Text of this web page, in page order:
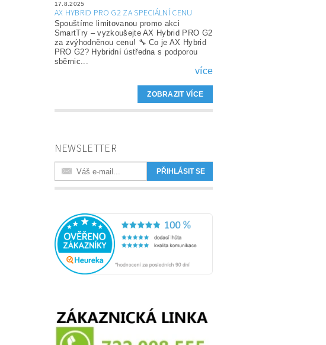
17.8.2025
AX HYBRID PRO G2 ZA SPECIÁLNÍ CENU
Spouštíme limitovanou promo akci
SmartTry – vyzkoušejte AX Hybrid PRO G2
za zvýhodněnou cenu! 🔧 Co je AX Hybrid
PRO G2? Hybridní ústředna s podporou
sběrnic...
více
ZOBRAZIT VÍCE
NEWSLETTER